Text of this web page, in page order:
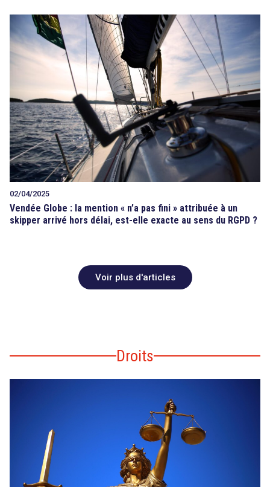
02/04/2025
Vendée Globe : la mention « n’a pas fini » attribuée à un
skipper arrivé hors délai, est-elle exacte au sens du RGPD ?
Voir plus d'articles
Droits